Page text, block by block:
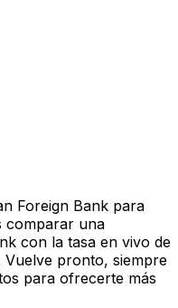
Foreign Bank para
comparar una
con la tasa en vivo de
pronto, siempre
para ofrecerte más